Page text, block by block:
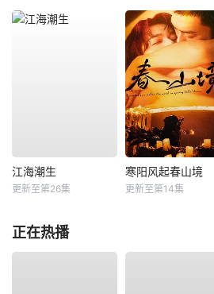
江海潮生
更新至第26集
寒阳风起春山境
更新至第14集
正在热播